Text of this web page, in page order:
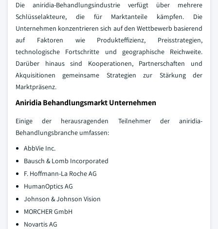
Die aniridia-Behandlungsindustrie verfügt über mehrere
Schlüsselakteure, die für Marktanteile kämpfen. Die
Unternehmen konzentrieren sich auf den Wettbewerb basierend
auf Faktoren wie Produkteffizienz, Preisstrategien,
technologische Fortschritte und geographische Reichweite.
Darüber hinaus sind Kooperationen, Partnerschaften und
Akquisitionen gemeinsame Strategien zur Stärkung der
Marktpräsenz.
Aniridia Behandlungsmarkt Unternehmen
Einige der herausragenden Teilnehmer der aniridia-
Behandlungsbranche umfassen:
AbbVie Inc.
Bausch & Lomb Incorporated
F. Hoffmann-La Roche AG
HumanOptics AG
Johnson & Johnson Vision
MORCHER GmbH
Novartis AG